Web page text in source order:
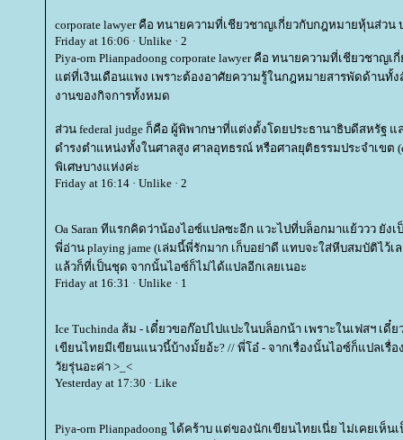
corporate lawyer คือ ทนายความที่เชียวชาญเกี่ยวกับกฎหมายหุ้นส่วน
Friday at 16:06 · Unlike · 2
Piya-orn Plianpadoong corporate lawyer คือ ทนายความที่เชียวชา
ต่ที่เงินเดือนแพง เพราะต้องอาศัยความรู้ในกฎหมายสารพัดด้านทั้ง
งานของกิจการทั้งหมด
ส่วน federal judge ก็คือ ผู้พิพากษาที่แต่งตั้งโดยประธานาธิบดีสหรัฐ
ดำรงตำแหน่งทั้งในศาลสูง ศาลอุทธรณ์ หรือศาลยุติธรรมประจำเขต
พิเศษบางแห่งค่ะ
Friday at 16:14 · Unlike · 2
Oa Saran ทีแรกคิดว่าน้องไอซ์แปลซะอีก แวะไปที่บล็อกมาแย้ววว ยังเ
พี่อ่าน playing jame (เล่มนี้พี่รักมาก เก็บอย่าดี แทบจะใส่หีบสมบัติไว้เ
ล้วก็ที่เป็นชุด จากนั้นไอซ์ก็ไม่ได้แปลอีกเลยเนอะ
Friday at 16:31 · Unlike · 1
Ice Tuchinda ส้ม - เดี๋ยวขอก๊อปไปแปะในบล็อกน้า เพราะในเฟสฯ เดี๋
เขียนไทยมีเขียนแนวนี้บ้างมั้ยอ้ะ? // พี่โอ๋ - จากเรื่องนั้นไอซ์ก็แปลเรื่
วัยรุ่นอะค่า >_<
Yesterday at 17:30 · Like
Piya-orn Plianpadoong ได้คร้าบ แต่ของนักเขียนไทยเนี่ย ไม่เคยเห็น